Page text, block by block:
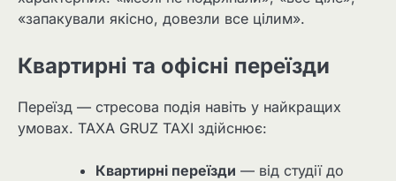
«запакували якісно, довезли все цілим».
Квартирні та офісні переїзди
Переїзд — стресова подія навіть у найкращих
умовах. TAXA GRUZ TAXI здійснює:
Квартирні переїзди — від студії до